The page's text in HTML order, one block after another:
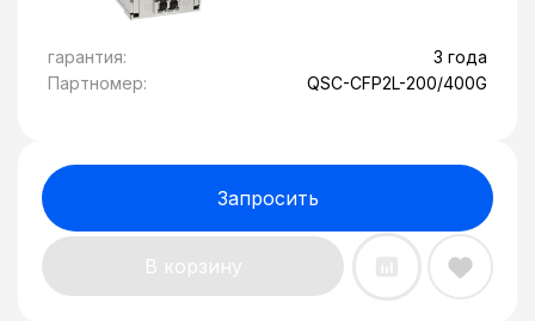
гарантия:
3 года
Партномер:
QSC-CFP2L-200/400G
Запросить
В корзину